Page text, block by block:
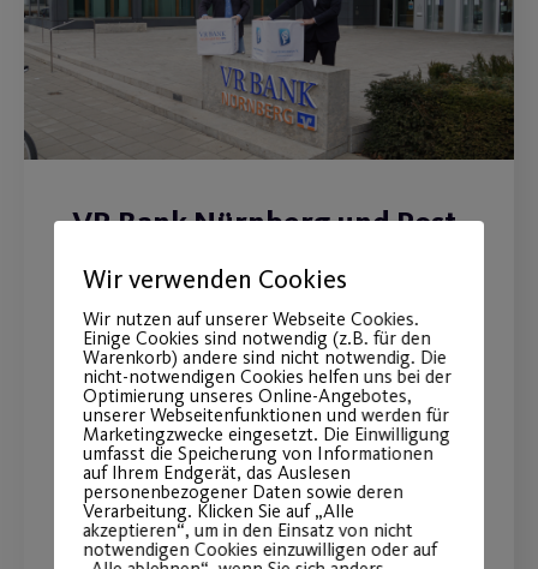
VR Bank Nürnberg und Post
SV Nürnberg verlängern das
Hauptsponsoring vorzeitig
bis 2024
Aktuelles Engagement wird um das
Projekt „Post SV on Ice“ erweitert.
WEITERLESEN
Wir verwenden Cookies
Wir nutzen auf unserer Webseite Cookies.
Einige Cookies sind notwendig (z.B. für den
Warenkorb) andere sind nicht notwendig. Die
nicht-notwendigen Cookies helfen uns bei der
Optimierung unseres Online-Angebotes,
unserer Webseitenfunktionen und werden für
Marketingzwecke eingesetzt. Die Einwilligung
umfasst die Speicherung von Informationen
auf Ihrem Endgerät, das Auslesen
personenbezogener Daten sowie deren
Verarbeitung. Klicken Sie auf „Alle
akzeptieren“, um in den Einsatz von nicht
notwendigen Cookies einzuwilligen oder auf